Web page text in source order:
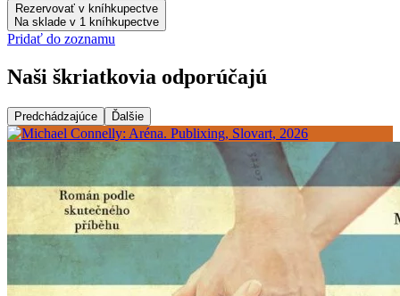
Rezervovať v kníhkupectve
Na sklade v 1 kníhkupectve
Pridať do zoznamu
Naši škriatkovia odporúčajú
Predchádzajúce Ďalšie